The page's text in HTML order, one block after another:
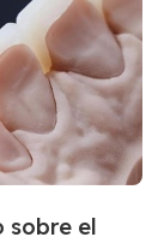
sobre el